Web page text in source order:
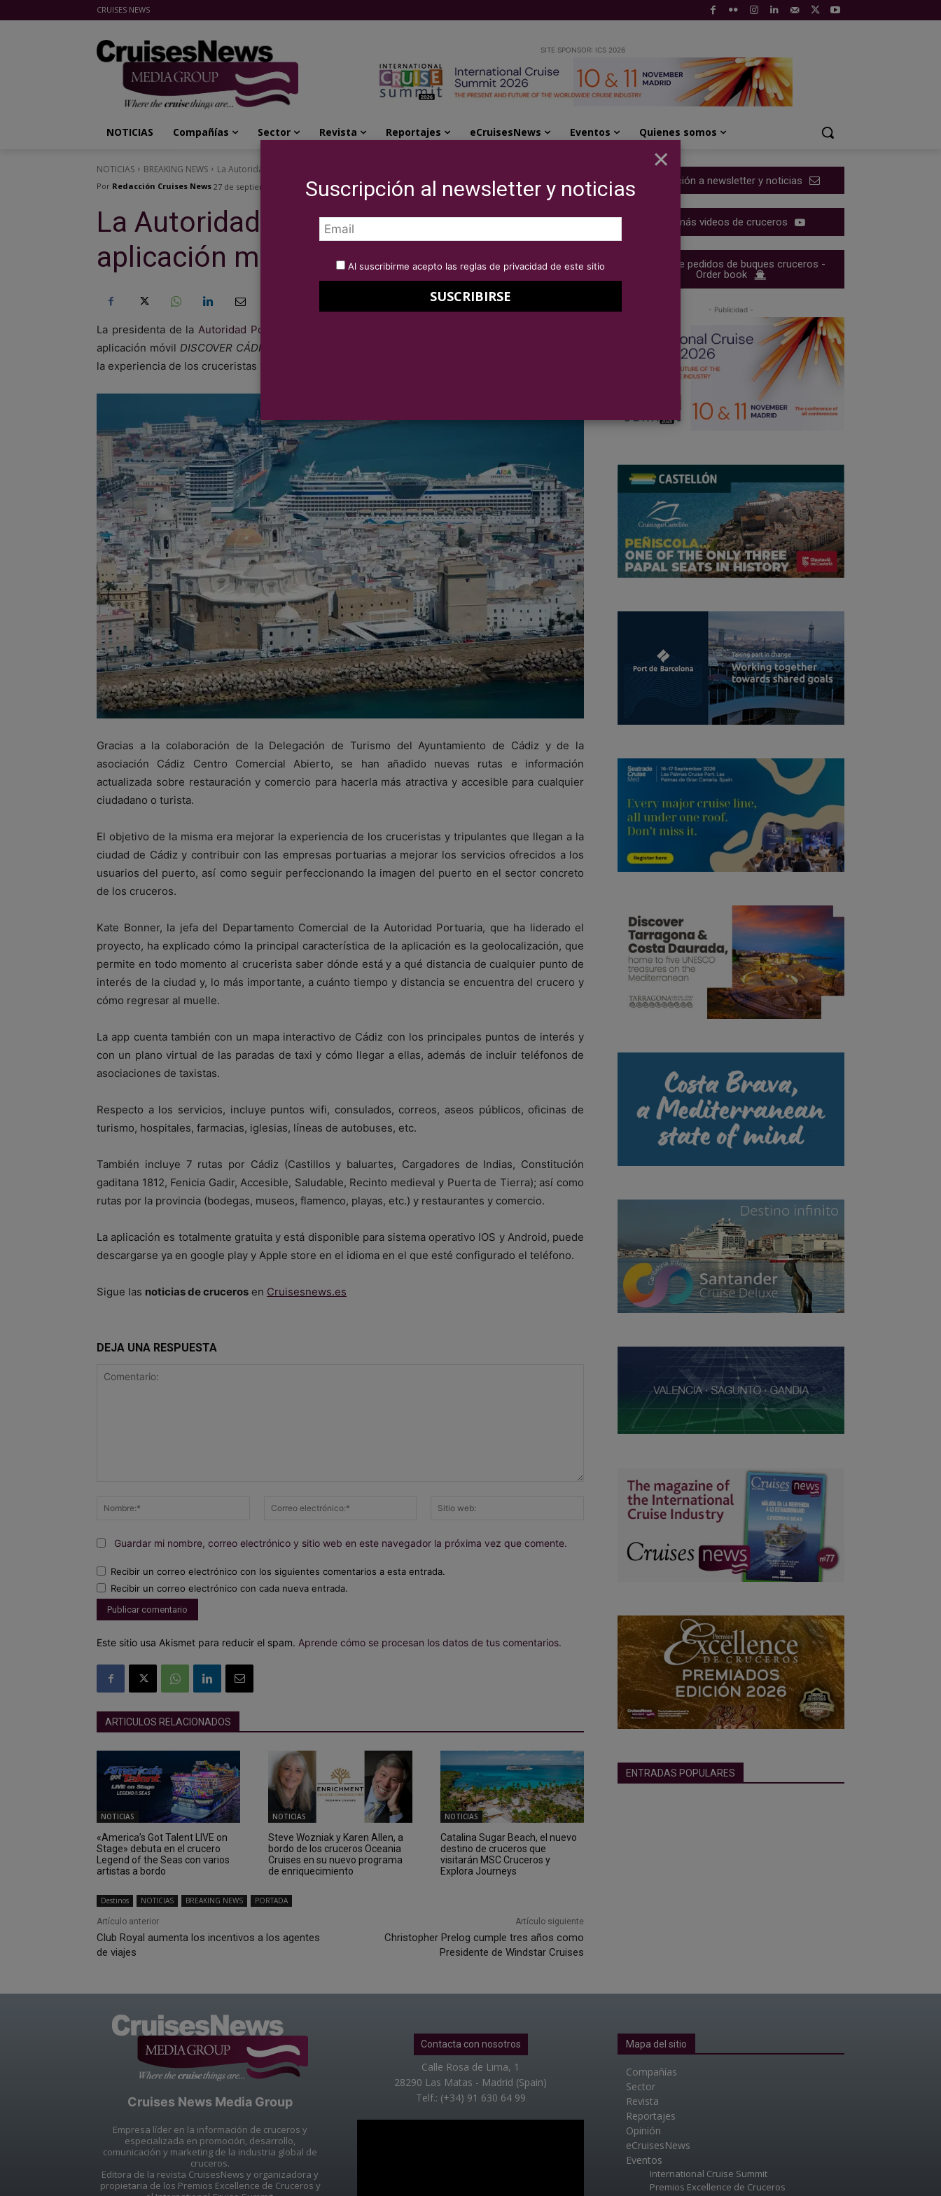
CRUISES NEWS
SITE SPONSOR: ICS 2026
NOTICIAS Compañías Sector Revista Reportajes eCruisesNews Eventos Quienes somos
NOTICIAS BREAKING NEWS La Autoridad Portuaria mejora su aplicación móvil "Discover Cádiz"
Por Redacción Cruises News 27 de septiembre de 2023
La Autoridad Portuaria mejora su
aplicación móvil «Discover Cádiz»
La presidenta de la Autoridad Portuaria de la Bahía de Cádiz
aplicación móvil DISCOVER CÁDIZ,
la experiencia de los cruceristas y tripulantes que llegan a la ciudad de Cádiz.
Gracias a la colaboración de la Delegación de Turismo del Ayuntamiento de Cádiz y de la
asociación Cádiz Centro Comercial Abierto, se han añadido nuevas rutas e información
actualizada sobre restauración y comercio para hacerla más atractiva y accesible para cualquier
ciudadano o turista.
El objetivo de la misma era mejorar la experiencia de los cruceristas y tripulantes que llegan a la
ciudad de Cádiz y contribuir con las empresas portuarias a mejorar los servicios ofrecidos a los
usuarios del puerto, así como seguir perfeccionando la imagen del puerto en el sector concreto
de los cruceros.
Kate Bonner, la jefa del Departamento Comercial de la Autoridad Portuaria, que ha liderado el
proyecto, ha explicado cómo la principal característica de la aplicación es la geolocalización, que
permite en todo momento al crucerista saber dónde está y a qué distancia de cualquier punto de
interés de la ciudad y, lo más importante, a cuánto tiempo y distancia se encuentra del crucero y
cómo regresar al muelle.
La app cuenta también con un mapa interactivo de Cádiz con los principales puntos de interés y
con un plano virtual de las paradas de taxi y cómo llegar a ellas, además de incluir teléfonos de
asociaciones de taxistas.
Respecto a los servicios, incluye puntos wifi, consulados, correos, aseos públicos, oficinas de
turismo, hospitales, farmacias, iglesias, líneas de autobuses, etc.
También incluye 7 rutas por Cádiz (Castillos y baluartes, Cargadores de Indias, Constitución
gaditana 1812, Fenicia Gadir, Accesible, Saludable, Recinto medieval y Puerta de Tierra); así como
rutas por la provincia (bodegas, museos, flamenco, playas, etc.) y restaurantes y comercio.
La aplicación es totalmente gratuita y está disponible para sistema operativo IOS y Android, puede
descargarse ya en google play y Apple store en el idioma en el que esté configurado el teléfono.
Sigue las noticias de cruceros en Cruisesnews.es
DEJA UNA RESPUESTA
Nombre:*
Correo
Guardar mi nombre, correo electrónico y sitio web en este navegador la próxima vez que comente.
Recibir un correo electrónico con los siguientes comentarios a esta entrada.
Recibir un correo electrónico con cada nueva entrada.
Este sitio usa Akismet para reducir el spam. Aprende cómo se procesan los datos de tus comentarios.
ARTICULOS RELACIONADOS
NOTICIAS
«America’s Got Talent LIVE on
Stage» debuta en el crucero
Legend of the Seas con varios
artistas a bordo
NOTICIAS
Steve Wozniak y Karen Allen, a
bordo de los cruceros Oceania
Cruises en su nuevo programa
de enriquecimiento
NOTICIAS
Catalina Sugar Beach, el nuevo
destino de cruceros que
visitarán MSC Cruceros y
Explora Journeys
Destinos NOTICIAS BREAKING NEWS PORTADA
Artículo anterior
Club Royal aumenta los incentivos a los agentes
de viajes
Artículo siguiente
Christopher Prelog cumple tres años como
Presidente de Windstar Cruises
Suscripción a newsletter y noticias
Ver más videos de cruceros
Cartera de pedidos de buques cruceros -
Order book
- Publicidad -
ENTRADAS POPULARES
Cruises News Media Group
Empresa líder en la información de cruceros y
especializada en promoción, desarrollo,
comunicación y marketing de la industria global de
cruceros.
Editora de la revista CruisesNews y organizadora y
propietaria de los Premios Excellence de Cruceros y
Contacta con nosotros
Calle Rosa de Lima, 1
28290 Las Matas - Madrid (Spain)
Telf.: (+34) 91 630 64 99
Mapa del sitio
Compañías
Sector
Revista
Reportajes
Opinión
eCruisesNews
Eventos
International Cruise Summit
Premios Excellence de Cruceros
×
Suscripción al newsletter y noticias
Al suscribirme acepto las reglas de privacidad de este sitio